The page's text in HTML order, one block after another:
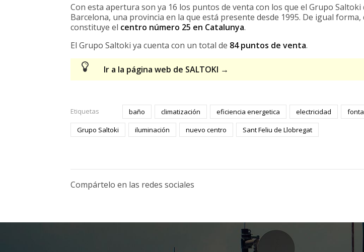
Con esta apertura son ya 16 los puntos de venta con los que el Grupo Saltoki
Barcelona, una provincia en la que está presente desde 1995. De igual forma,
constituye el centro número 25 en Catalunya.
El Grupo Saltoki ya cuenta con un total de 84 puntos de venta.
Ir a la página web de SALTOKI →
Etiquetas baño climatización eficiencia energetica electricidad
Grupo Saltoki
iluminación nuevo centro Sant Feliu de Llobregat
Compártelo en las redes sociales